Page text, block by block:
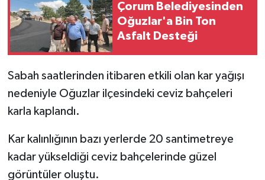
Çorum Belediyesinden
Oğuzlar'a Bin Ton
Asfalt Desteği
Sabah saatlerinden itibaren etkili olan kar yağışı
nedeniyle Oğuzlar ilçesindeki ceviz bahçeleri
karla kaplandı.
Kar kalınlığının bazı yerlerde 20 santimetreye
kadar yükseldiği ceviz bahçelerinde güzel
görüntüler oluştu.